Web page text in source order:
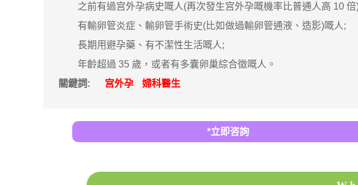
之前有過宫外孕病史嘅人(再次發生宫外孕嘅機率比普通人高 10 倍
有輸卵管炎症、輸卵管手術史(比如做過輸卵管通液、造影)嘅人;
長期用避孕藥、有不潔性生活嘅人;
年齡超過 35 歲，或者有多囊卵巢綜合徵嘅人。
關鍵詞:
宫外孕 婦科醫生
*立即咨詢